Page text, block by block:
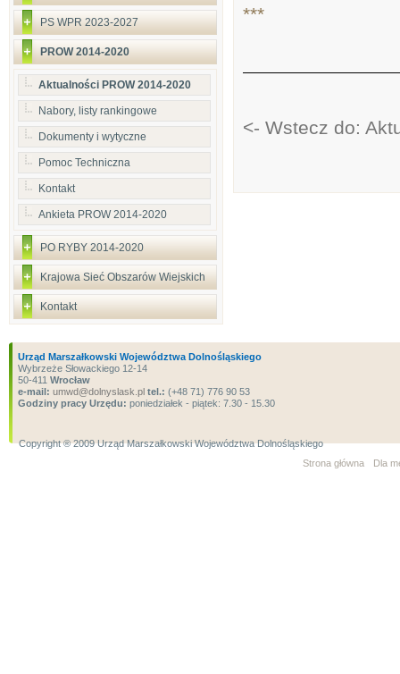
PS WPR 2023-2027
PROW 2014-2020
Aktualności PROW 2014-2020
Nabory, listy rankingowe
Dokumenty i wytyczne
Pomoc Techniczna
Kontakt
Ankieta PROW 2014-2020
PO RYBY 2014-2020
Krajowa Sieć Obszarów Wiejskich
Kontakt
***
<- Wstecz do:
Urząd Marszałkowski Województwa Dolnośląskiego
Wybrzeże Słowackiego 12-14
50-411 Wrocław
e-mail: umwd@dolnyslask.pl tel.: (+48 71) 776 90 53
Godziny pracy Urzędu: poniedziałek - piątek: 7.30 - 15.30
Copyright ® 2009 Urząd Marszałkowski Województwa Dolnośląskiego
Strona główna
Dla